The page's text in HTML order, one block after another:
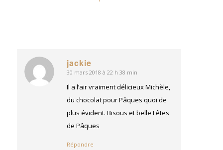
jackie
dit
:
30 mars 2018 à 22 h 38 min
Il a l’air vraiment délicieux Michèle,
du chocolat pour Pâques quoi de
plus évident. Bisous et belle Fêtes
de Pâques
Répondre